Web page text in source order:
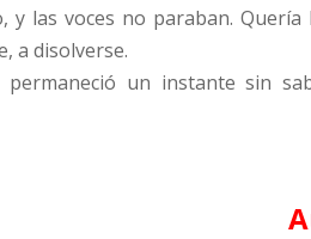
y las voces no paraban.
a disolverse.
permaneció un instante sin